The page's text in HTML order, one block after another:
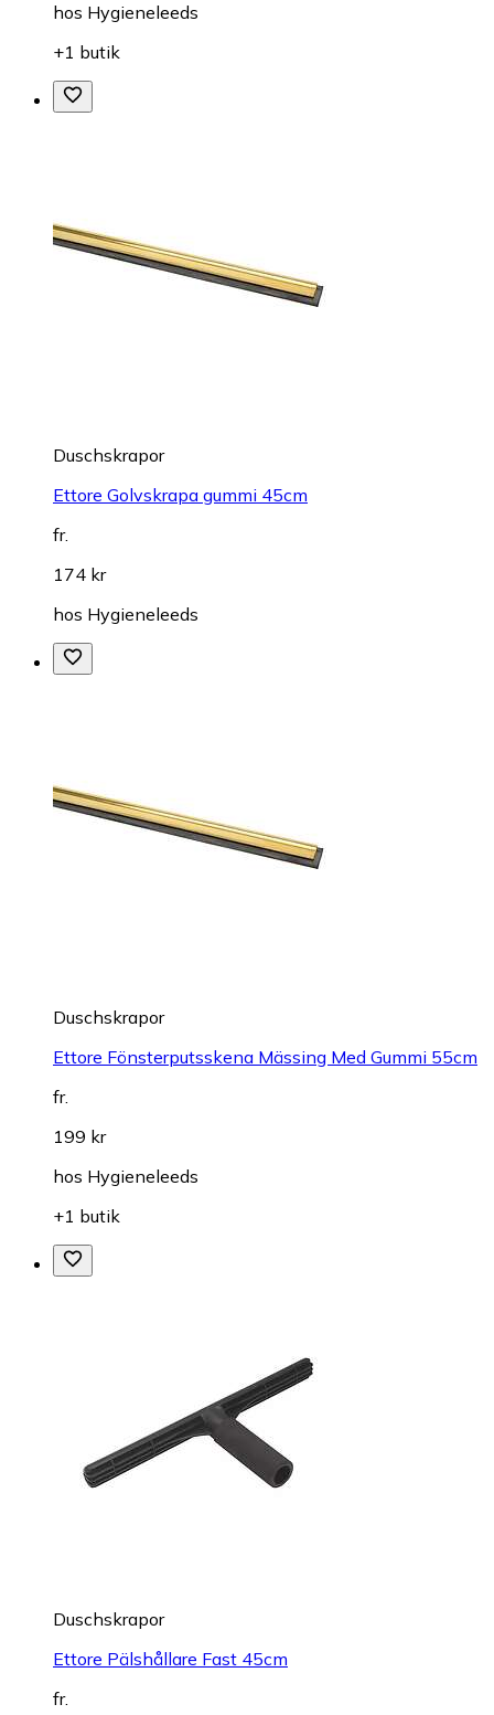
hos Hygieneleeds
+1 butik
Duschskrapor
Ettore Golvskrapa gummi 45cm
fr.
174 kr
hos Hygieneleeds
Duschskrapor
Ettore Fönsterputsskena Mässing Med Gummi 55cm
fr.
199 kr
hos Hygieneleeds
+1 butik
Duschskrapor
Ettore Pälshållare Fast 45cm
fr.